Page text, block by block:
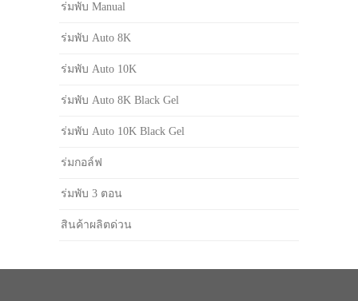
ร่มพับ Manual
ร่มพับ Auto 8K
ร่มพับ Auto 10K
ร่มพับ Auto 8K Black Gel
ร่มพับ Auto 10K Black Gel
ร่มกอล์ฟ
ร่มพับ 3 ตอน
สินค้าผลิตด่วน